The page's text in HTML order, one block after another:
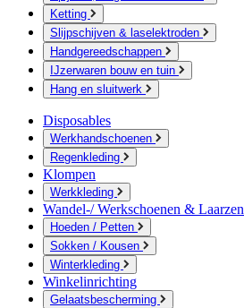
Ketting
Slijpschijven & laselektroden
Handgereedschappen
IJzerwaren bouw en tuin
Hang en sluitwerk
Disposables
Werkhandschoenen
Regenkleding
Klompen
Werkkleding
Wandel-/ Werkschoenen & Laarzen
Hoeden / Petten
Sokken / Kousen
Winterkleding
Winkelinrichting
Gelaatsbescherming